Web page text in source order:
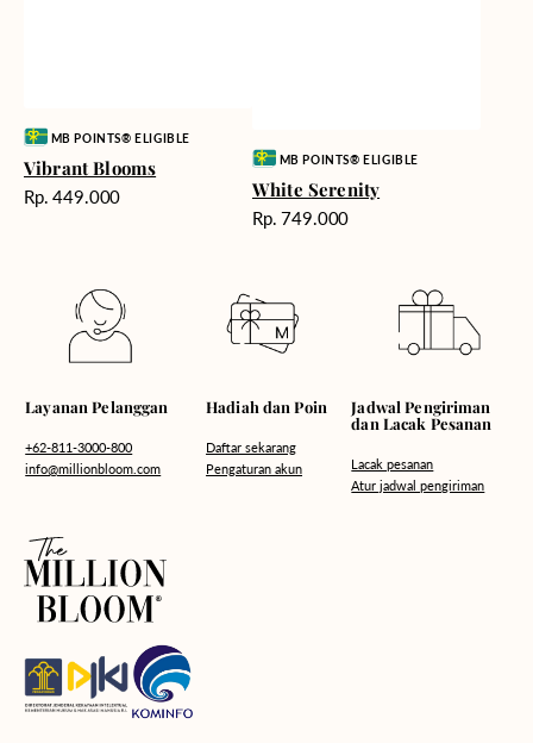
Vendor:MB POINTS® ELIGIBLE
Vibrant Blooms
Harga
Rp. 449.000
Vendor:MB POINTS® ELIGIBLE
White Serenity
Harga
Rp. 749.000
Layanan Pelanggan
+62-811-3000-800
info@millionbloom.com
Hadiah dan Poin
Daftar sekarang
Pengaturan akun
Jadwal Pengiriman
dan Lacak Pesanan
Lacak pesanan
Atur jadwal pengiriman